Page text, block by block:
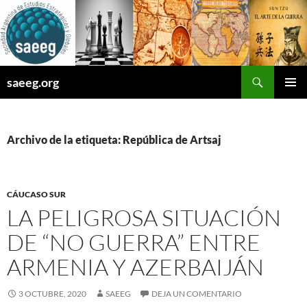
Saltar
al
contenido
saeeg.org
Archivo de la etiqueta: República de Artsaj
CÁUCASO SUR
LA PELIGROSA SITUACIÓN
DE “NO GUERRA” ENTRE
ARMENIA Y AZERBAIJÁN
3 OCTUBRE, 2020 SAEEG DEJA UN COMENTARIO